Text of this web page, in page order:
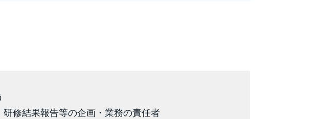
修結果報告等の企画・業務の責任者